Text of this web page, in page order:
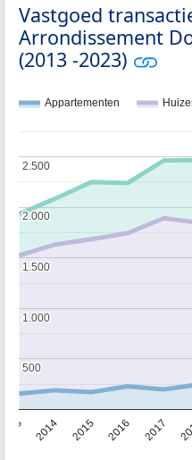
Vastgoed
Arrondissement
(2013 -2023)
Appartementen
2014 2015 2016 2017
500
500
1.000
1.000
1.500
1.500
2.000
2.000
2.500
2.500